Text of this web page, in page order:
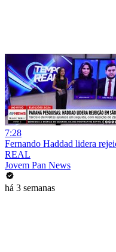
7:28
Fernando Haddad lidera
REAL
Jovem Pan News
há 3 semanas